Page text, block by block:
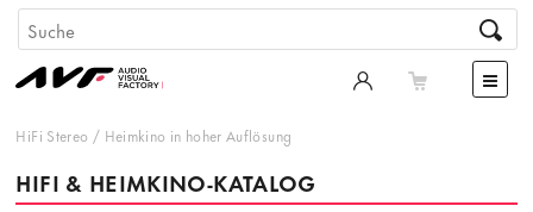
HiFi Stereo / Heimkino in hoher Auflösung
HIFI & HEIMKINO-KATALOG